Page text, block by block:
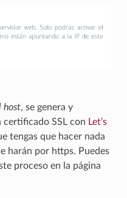
host, se genera y
SSL con Let’s
tengas que hacer nada
harán por https. Puedes
proceso en la página